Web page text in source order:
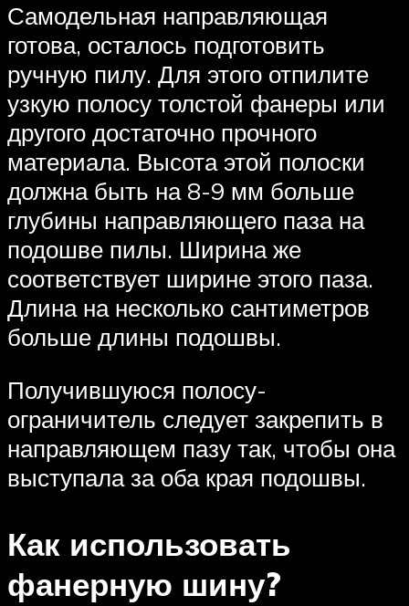
Самодельная направляющая
готова, осталось подготовить
ручную пилу. Для этого отпилите
узкую полосу толстой фанеры или
другого достаточно прочного
материала. Высота этой полоски
должна быть на 8-9 мм больше
глубины направляющего паза на
подошве пилы. Ширина же
соответствует ширине этого паза.
Длина на несколько сантиметров
больше длины подошвы.
Получившуюся полосу-
ограничитель следует закрепить в
направляющем пазу так, чтобы она
выступала за оба края подошвы.
Как использовать
фанерную шину?